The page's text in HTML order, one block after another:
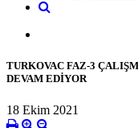
TURKOVAC FAZ-3
DEVAM EDİYOR
18 Ekim 2021